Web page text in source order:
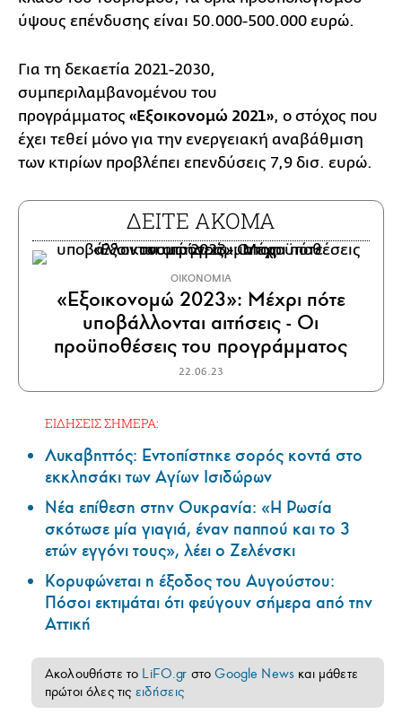
ύψους επένδυσης είναι 50.000-500.000 ευρώ.
Για τη δεκαετία 2021-2030,
συμπεριλαμβανομένου του
προγράμματος «Εξοικονομώ 2021», ο στόχος που
έχει τεθεί μόνο για την ενεργειακή αναβάθμιση
των κτιρίων προβλέπει επενδύσεις 7,9 δισ. ευρώ.
ΔΕΙΤΕ ΑΚΟΜΑ
ΟΙΚΟΝΟΜΙΑ
«Εξοικονομώ 2023»: Μέχρι πότε
υποβάλλονται αιτήσεις - Οι
προϋποθέσεις του προγράμματος
22.06.23
ΕΙΔΗΣΕΙΣ ΣΗΜΕΡΑ:
Λυκαβηττός: Εντοπίστηκε σορός κοντά στο
εκκλησάκι των Αγίων Ισιδώρων
Νέα επίθεση στην Ουκρανία: «Η Ρωσία
σκότωσε μία γιαγιά, έναν παππού και το 3
ετών εγγόνι τους», λέει ο Ζελένσκι
Κορυφώνεται η έξοδος του Αυγούστου:
Πόσοι εκτιμάται ότι φεύγουν σήμερα από την
Αττική
Ακολουθήστε το LiFO.gr στοGoogle News και μάθετε
πρώτοι όλες τις ειδήσεις